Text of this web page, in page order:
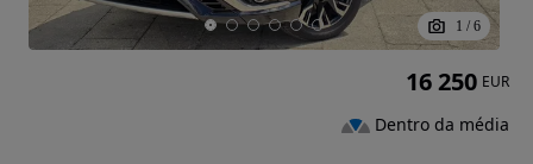
1 / 6
16 250 EUR
Dentro da média